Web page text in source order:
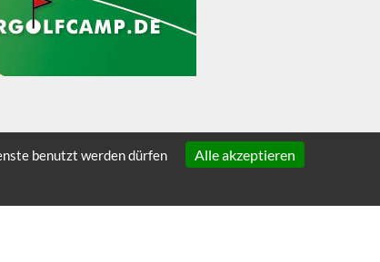
benutzt werden dürfen
Alle akzeptieren